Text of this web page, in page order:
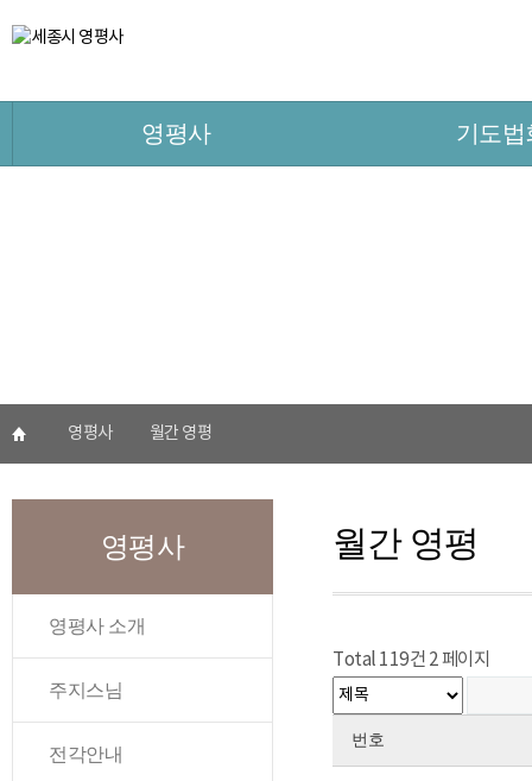
영평사 기도법
영평사 월간 영평
영평사
영평사 소개
주지스님
전각안내
월간 영평
Total 119건 2 페이지
번호